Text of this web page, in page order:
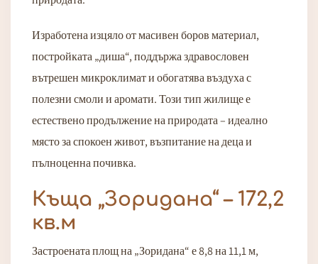
Изработена изцяло от масивен боров материал,
постройката „диша“, поддържа здравословен
вътрешен микроклимат и обогатява въздуха с
полезни смоли и аромати. Този тип жилище е
естествено продължение на природата – идеално
място за спокоен живот, възпитание на деца и
пълноценна почивка.
Къща „Зоридана“ – 172,2
кв.м
Застроената площ на „Зоридана“ е 8,8 на 11,1 м,